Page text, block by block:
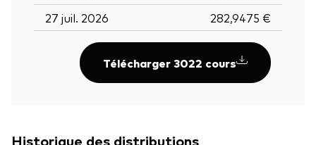
27 juil. 2026
282,9475 €
Télécharger 3022 cours
Historique des distributions